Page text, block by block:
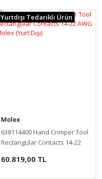
Yurtdışı Tedarikli Ürün
Molex
638114400 Hand Crimper Tool
Rectangular Contacts 14-22
60.819,00 TL